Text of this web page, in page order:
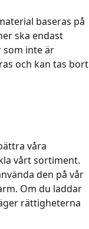
baseras på
ska endast
som inte är
och kan tas bort
våra
vårt sortiment.
den på vår
Om du laddar
rättigheterna